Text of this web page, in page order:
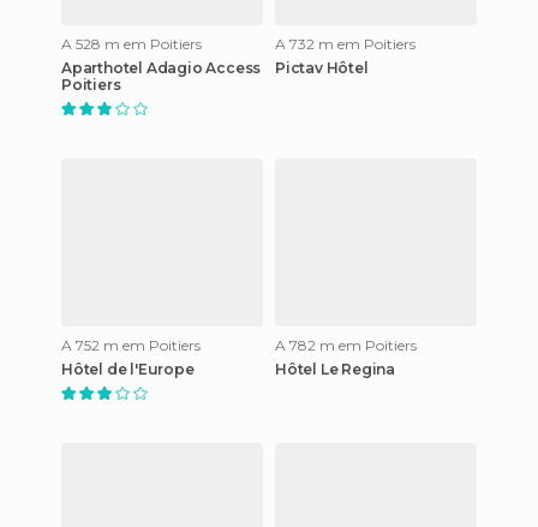
A 528 m em Poitiers
Aparthotel Adagio Access
Poitiers
A 732 m em Poitiers
Pictav Hôtel
A 752 m em Poitiers
Hôtel de l'Europe
A 782 m em Poitiers
Hôtel Le Regina